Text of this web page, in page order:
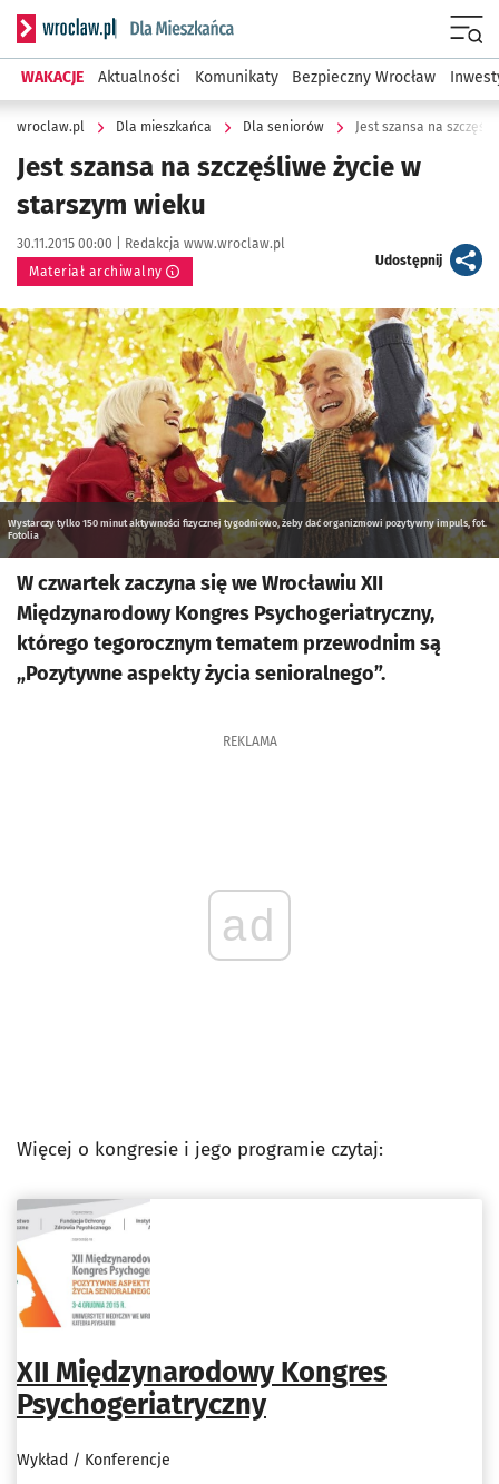
Serwis informacyjny wroclaw.pl podserwis: Dla mieszkańca
WAKACJE Aktualności Komunikaty Bezpieczny Wrocław
wroclaw.pl Dla mieszkańca Dla seniorów Jest szansa na
Jest szansa na szczęśliwe życie w
starszym wieku
Data publikacji:
30.11.2015 00:00 | Autor:
Redakcja www.wroclaw.pl
Materiał archiwalny
Udostępnijartykuł
Kliknij, aby powiększyć
Wystarczy tylko 150 minut aktywności fizycznej tygodniowo, żeby dać organizmowi pozytywny impuls, fot.
Fotolia
W czwartek zaczyna się we Wrocławiu XII
Międzynarodowy Kongres Psychogeriatryczny,
którego tegorocznym tematem przewodnim są
„Pozytywne aspekty życia senioralnego”.
REKLAMA
ad
Więcej o kongresie i jego programie czytaj:
XII Międzynarodowy Kongres
Psychogeriatryczny
Wykład / Konferencje